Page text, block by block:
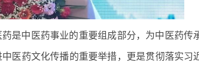
是中医药事业的重要组成部分，为中医药传
医药文化传播的重要举措，更是贯彻落实习